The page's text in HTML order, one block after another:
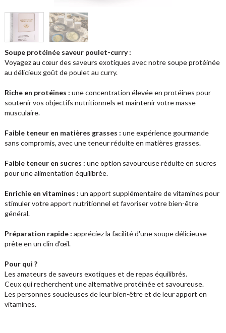
Soupe protéinée saveur poulet-curry :
Voyagez au cœur des saveurs exotiques avec notre soupe protéinée
au délicieux goût de poulet au curry.
Riche en protéines : une concentration élevée en protéines pour
soutenir vos objectifs nutritionnels et maintenir votre masse
musculaire.
Faible teneur en matières grasses : une expérience gourmande
sans compromis, avec une teneur réduite en matières grasses.
Faible teneur en sucres : une option savoureuse réduite en sucres
pour une alimentation équilibrée.
Enrichie en vitamines : un apport supplémentaire de vitamines pour
stimuler votre apport nutritionnel et favoriser votre bien-être
général.
Préparation rapide : appréciez la facilité d'une soupe délicieuse
prête en un clin d'œil.
Pour qui ?
Les amateurs de saveurs exotiques et de repas équilibrés.
Ceux qui recherchent une alternative protéinée et savoureuse.
Les personnes soucieuses de leur bien-être et de leur apport en
vitamines.